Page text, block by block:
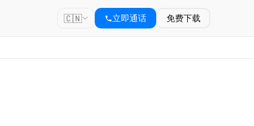
🇨🇳 立即通话 免费下载